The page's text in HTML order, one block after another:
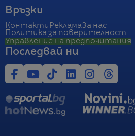
Връзки
Контакти РекламаЗа нас
Политика за поверителност
Управление на предпочитания
Последвай ни